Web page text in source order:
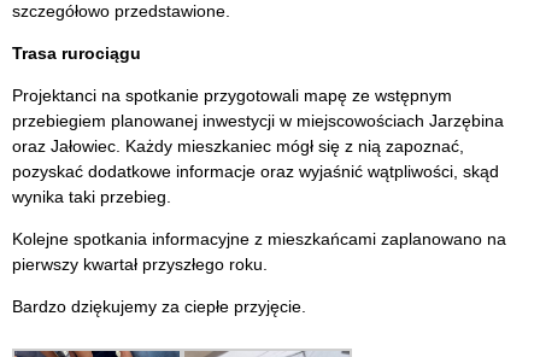
szczegółowo przedstawione.
Trasa rurociągu
Projektanci na spotkanie przygotowali mapę ze wstępnym
przebiegiem planowanej inwestycji w miejscowościach Jarzębina
oraz Jałowiec. Każdy mieszkaniec mógł się z nią zapoznać,
pozyskać dodatkowe informacje oraz wyjaśnić wątpliwości, skąd
wynika taki przebieg.
Kolejne spotkania informacyjne z mieszkańcami zaplanowano na
pierwszy kwartał przyszłego roku.
Bardzo dziękujemy za ciepłe przyjęcie.